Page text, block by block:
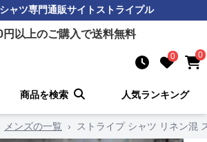
ャツ専門通販サイト ストライプル
円以上のご購入で送料無料
0 0
商品を検索 人気ランキング
メンズの一覧 › ストライプ シャツ リネン混